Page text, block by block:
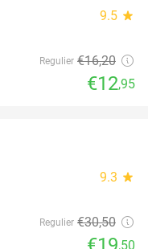
9.5 star
Regulier €16,20
€12,95
9.3 star
Regulier €30,50
,50